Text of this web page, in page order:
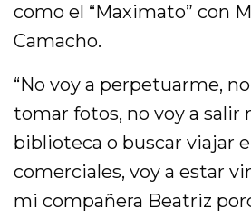
como el “Maximato” con
Camacho.
“No voy a perpetuarme,
tomar fotos, no voy a salir
biblioteca o buscar viajar
comerciales, voy a estar
mi compañera Beatriz